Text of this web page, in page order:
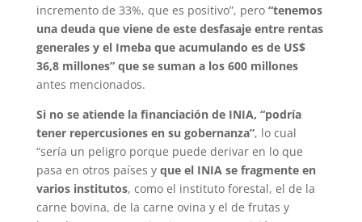
incremento de 33%, que es positivo”, pero “tenemos
una deuda que viene de este desfasaje entre rentas
generales y el Imeba que acumulando es de US$
36,8 millones” que se suman a los 600 millones
antes mencionados.
Si no se atiende la financiación de INIA, “podría
tener repercusiones en su gobernanza”, lo cual
“sería un peligro porque puede derivar en lo que
pasa en otros países y que el INIA se fragmente en
varios institutos, como el instituto forestal, el de la
carne bovina, de la carne ovina y el de frutas y